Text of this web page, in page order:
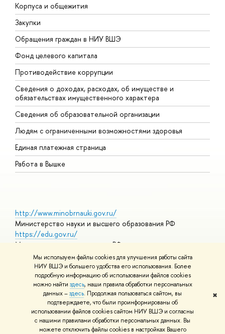
Мы используем файлы cookies для улучшения работы сайта
НИУ ВШЭ и большего удобства его использования. Более
подробную информацию об использовании файлов cookies
можно найти здесь, наши правила обработки персональных
данных –здесь. Продолжая пользоваться сайтом, вы
подтверждаете, что были проинформированы об
использовании файлов cookies сайтом НИУ ВШЭ и согласны
с нашими правилами обработки персональных данных. Вы
можете отключить файлы cookies в настройках Вашего
✖
Корпуса и общежития
Закупки
Обращения граждан в НИУ ВШЭ
Фонд целевого капитала
Противодействие коррупции
Сведения о доходах, расходах, об имуществе и
обязательствах имущественного характера
Сведения об образовательной организации
Людям с ограниченными возможностями здоровья
Единая платежная страница
Работа в Вышке
http://www.minobrnauki.gov.ru/
Министерство науки и высшего образования РФ
https://edu.gov.ru/
Министерство просвещения РФ
https://elearning.hse.ru/mooc
Массовые открытые онлайн-курсы
© НИУ ВШЭ 1993–2026 Адреса и контактыУсловия
использования материалов Политика конфиденциальности
Шрифты HSE Sans и HSE Slab разработаны вШколе дизайна НИУ